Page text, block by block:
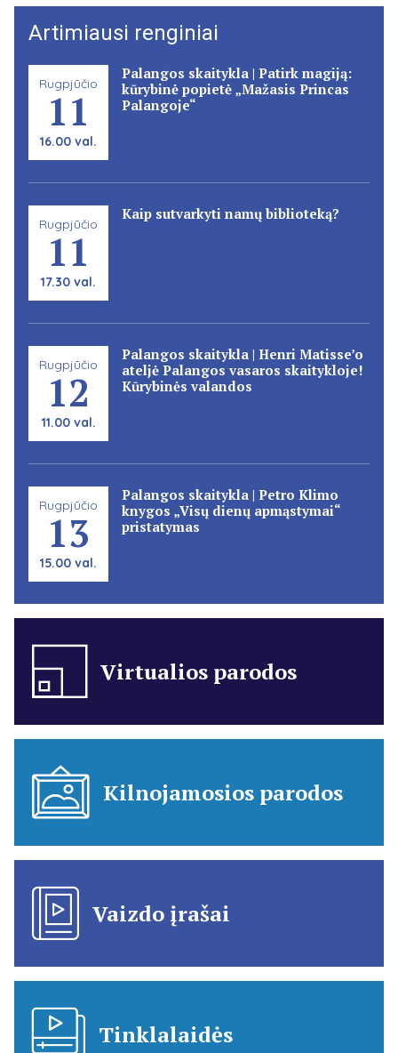
Artimiausi renginiai
Rugpjūčio
11
16.00 val.
Palangos skaitykla | Patirk magiją:
kūrybinė popietė „Mažasis Princas
Palangoje“
Rugpjūčio
11
17.30 val.
Kaip sutvarkyti namų biblioteką?
Rugpjūčio
12
11.00 val.
Palangos skaitykla | Henri Matisse’o
ateljė Palangos vasaros skaitykloje!
Kūrybinės valandos
Rugpjūčio
13
15.00 val.
Palangos skaitykla | Petro Klimo
knygos „Visų dienų apmąstymai“
pristatymas
Virtualios parodos
Kilnojamosios parodos
Vaizdo įrašai
Tinklalaidės